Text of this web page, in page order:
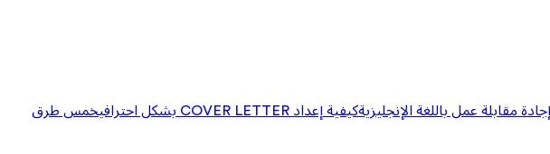
مقابلة عمل باللغة الإنجليزيةكيفية إعداد COVER LETTER بشكل احترافي
خمس طرق